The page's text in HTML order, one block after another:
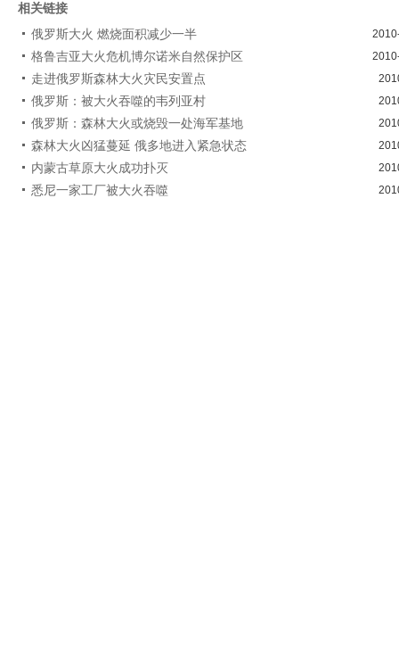
相关链接
俄罗斯大火 燃烧面积减少一半
格鲁吉亚大火危机博尔诺米自然保护区
走进俄罗斯森林大火灾民安置点
俄罗斯：被大火吞噬的韦列亚村
俄罗斯：森林大火或烧毁一处海军基地
森林大火凶猛蔓延 俄多地进入紧急状态
内蒙古草原大火成功扑灭
悉尼一家工厂被大火吞噬